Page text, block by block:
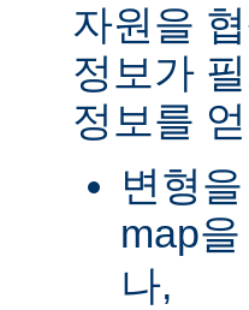
자원을
정보가
정보를
변형
map을
나,